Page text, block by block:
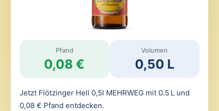
Pfand
0,08 €
Volumen
0,50 L
Jetzt Flötzinger Hell 0,5l MEHRWEG mit 0.5 L und
0,08 € Pfand entdecken.